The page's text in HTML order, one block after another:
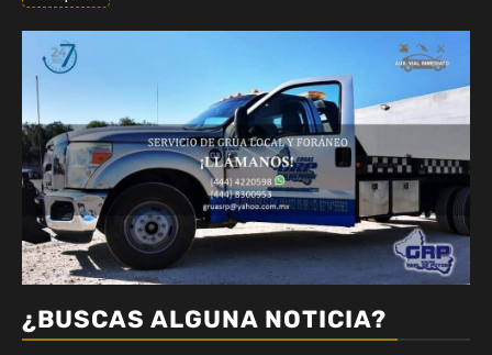
¿BUSCAS ALGUNA NOTICIA?